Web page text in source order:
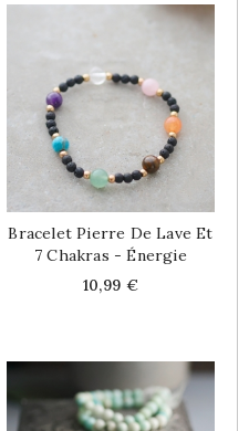
Bracelet Pierre De Lave Et
7 Chakras - Énergie
Price
10,99 €